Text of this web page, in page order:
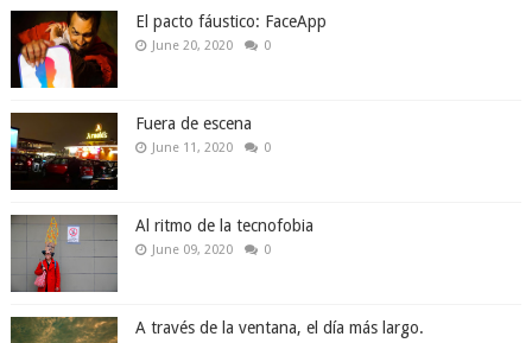
El pacto fáustico: FaceApp
June 20, 2020 0
Fuera de escena
June 11, 2020 0
Al ritmo de la tecnofobia
June 09, 2020 0
A través de la ventana, el día más largo.